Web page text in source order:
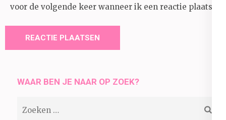
voor de volgende keer wanneer ik een reactie plaats.
WAAR BEN JE NAAR OP ZOEK?